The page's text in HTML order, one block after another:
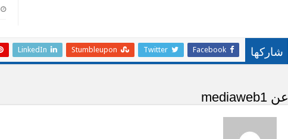
شاركها Facebook
Twitter
Stumbleupon
LinkedIn
عن mediaweb1